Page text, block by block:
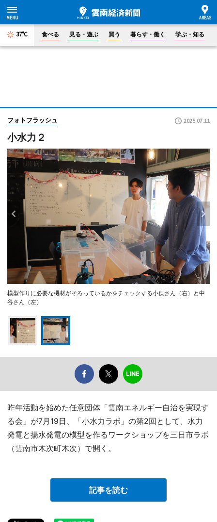
37°C 食べる 見る・遊ぶ 買う 暮らす・働く 学ぶ・知る
フォトフラッシュ 2025.07.11
小水力２
模型作りに必要な機材がそろっているかをチェックする小俣さん（右）と中
谷さん（左）
昨年活動を始めた任意団体「雲南エネルギー自治を実現す
る会」が7月19日、「小水力ラボ」の第2回として、水力
発電と揚水発電の模型を作るワークショップを三日市ラボ
（雲南市木次町木次）で開く。
記事を読む